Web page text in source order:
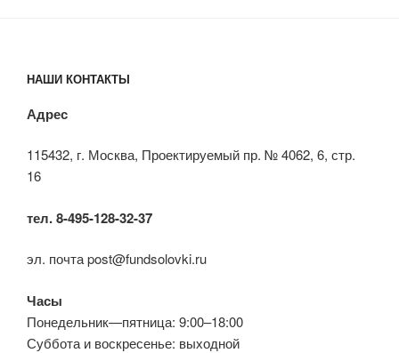
НАШИ КОНТАКТЫ
Адрес
115432, г. Москва, Проектируемый пр. № 4062, 6, стр.
16
тел. 8-495-128-32-37
эл. почта post@fundsolovki.ru
Часы
Понедельник—пятница: 9:00–18:00
Суббота и воскресенье: выходной